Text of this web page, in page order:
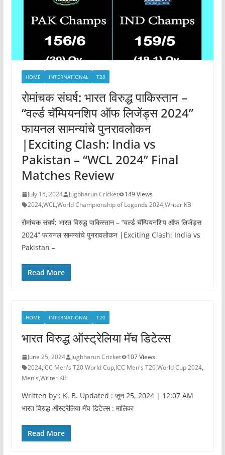
HOME INTERNATIONAL T20
रोमांचक संघर्ष: भारत विरुद्ध पाकिस्तान –
“वर्ल्ड चॅम्पियनशिप ऑफ लिजेंड्स 2024”
फायनल सामन्यांचे पुनरावलोकन
|Exciting Clash: India vs
Pakistan – “WCL 2024” Final
Matches Review
July 15, 2024 Jugbharun Cricket
149 Views
2024,WCL,World Championship of Legends 2024,Writer KB
रोमांचक संघर्ष: भारत विरुद्ध पाकिस्तान – “वर्ल्ड चॅम्पियनशिप ऑफ लिजेंड्स
2024” फायनल सामन्यांचे पुनरावलोकन |Exciting Clash: India vs
Pakistan –
Read More
HOME INTERNATIONAL T20
भारत विरुद्ध ऑस्ट्रेलिया मॅच डिटेल्स
June 25, 2024 Jugbharun Cricket
107 Views
2024,ICC Men's T20 World Cup,ICC Men's T20 World Cup 2024,
Men's,Writer KB
Written by : K. B. Updated : जून 25, 2024 | 12:07 AM
भारत विरुद्ध ऑस्ट्रेलिया मॅच डिटेल्स : मालिका
Read More